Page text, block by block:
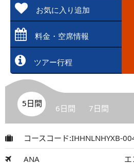
お気に入り追加
料金・空席情報
ツアー行程
5日間 6日間 7日間
コースコード:IHHNLNHYXB-
ANA エ